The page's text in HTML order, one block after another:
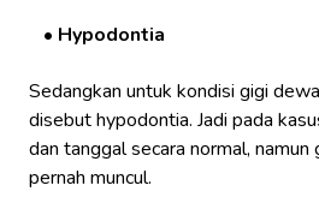
Hypodontia
Sedangkan untuk kondisi gigi
disebut hypodontia. Jadi pada
dan tanggal secara normal,
pernah muncul.